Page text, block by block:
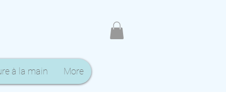
à la main More